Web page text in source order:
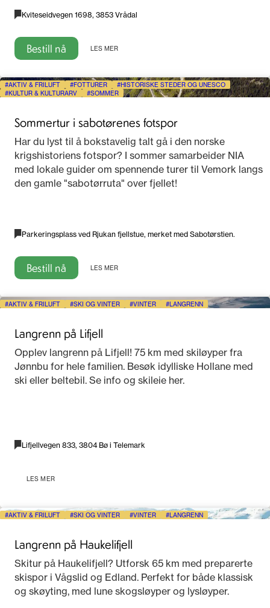
Kviteseidvegen 1698, 3853 Vrådal
Bestill nå LES MER
AKTIV & FRILUFT FOTTURER
HISTORISKE STEDER OG UNESCO
KULTUR & KULTURARV
SOMMER
Sommertur i sabotørenes fotspor
Har du lyst til å bokstavelig talt gå i den norske
krigshistoriens fotspor? I sommer samarbeider NIA
med lokale guider om spennende turer til Vemork langs
den gamle "sabotørruta" over fjellet!
Parkeringsplass ved Rjukan fjellstue, merket med Sabotørstien.
Bestill nå LES MER
AKTIV & FRILUFT SKI OG VINTER VINTER LANGRENN
Langrenn på Lifjell
Opplev langrenn på Lifjell! 75 km med skiløyper fra
Jønnbu for hele familien. Besøk idylliske Hollane med
ski eller beltebil. Se info og skileie her.
Lifjellvegen 833, 3804 Bø i Telemark
LES MER
AKTIV & FRILUFT SKI OG VINTER VINTER LANGRENN
Langrenn på Haukelifjell
Skitur på Haukelifjell? Utforsk 65 km med preparerte
skispor i Vågslid og Edland. Perfekt for både klassisk
og skøyting, med lune skogsløyper og lysløyper.